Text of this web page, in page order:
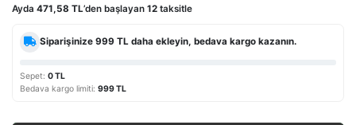
Ayda 471,58 TL’den başlayan 12 taksitle
Siparişinize999 TL daha ekleyin, bedava kargo kazanın.
Sepet: 0 TL
Bedava kargo limiti: 999 TL